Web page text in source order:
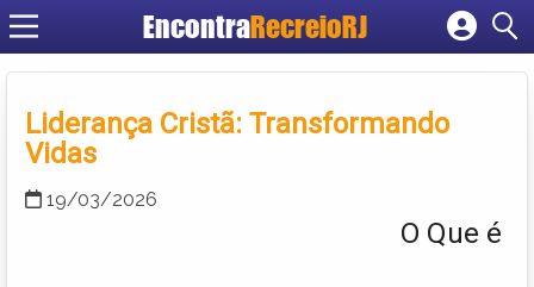
EncontraRecreioRJ
Cadastrar empresa
Criar conta
Liderança Cristã: Transformando
Vidas
19/03/2026
O Que é